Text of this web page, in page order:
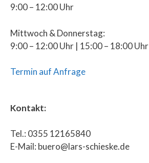
9:00 – 12:00 Uhr
Mittwoch & Donnerstag:
9:00 – 12:00 Uhr | 15:00 – 18:00 Uhr
Termin auf Anfrage
Kontakt:
Tel.: 0355 12165840
E-Mail: buero@lars-schieske.de